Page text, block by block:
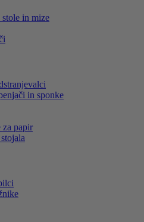
in mize
in sponke
za papir